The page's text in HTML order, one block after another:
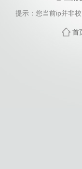
提示：您当前ip并非
首